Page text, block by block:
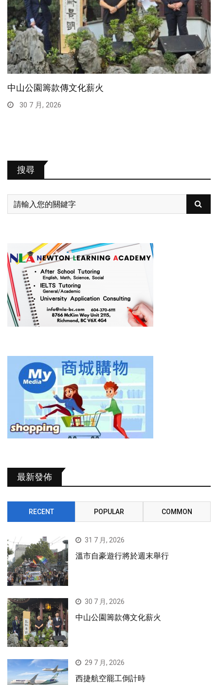
中山公園籌款傳文化薪火
30 7 月, 2026
搜尋
最新發佈
RECENT POPULAR COMMON
31 7 月, 2026
溫市自豪遊行將於週末舉行
30 7 月, 2026
中山公園籌款傳文化薪火
29 7 月, 2026
西捷航空罷工倒計時